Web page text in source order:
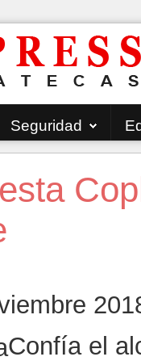
Seguridad
Confía el